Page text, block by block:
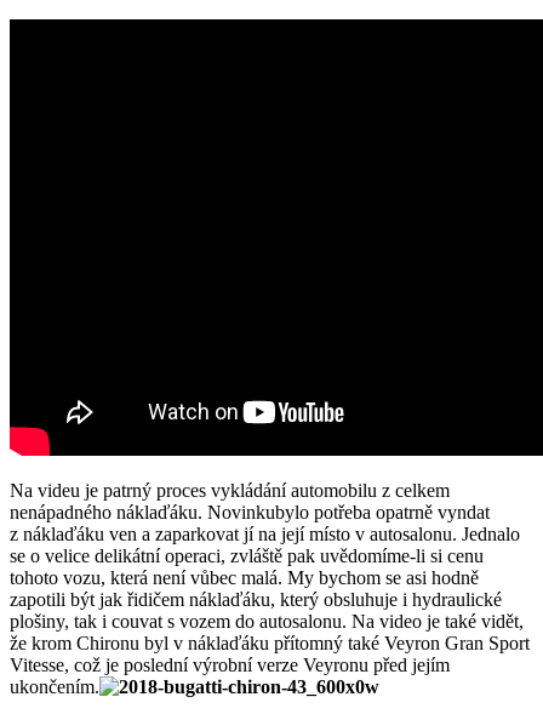
Na videu je patrný proces vykládání automobilu z celkem
nenápadného náklaďáku. Novinkubylo potřeba opatrně vyndat
z náklaďáku ven a zaparkovat jí na její místo v autosalonu. Jednalo
se o velice delikátní operaci, zvláště pak uvědomíme-li si cenu
tohoto vozu, která není vůbec malá. My bychom se asi hodně
zapotili být jak řidičem náklaďáku, který obsluhuje i hydraulické
plošiny, tak i couvat s vozem do autosalonu. Na video je také vidět,
že krom Chironu byl v náklaďáku přítomný také Veyron Gran Sport
Vitesse, což je poslední výrobní verze Veyronu před jejím
ukončením.